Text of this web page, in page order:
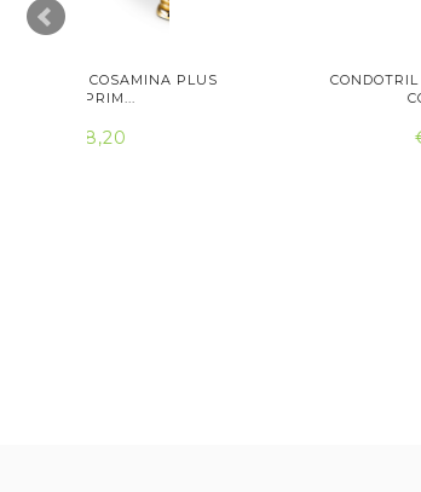
MOVENDO SAQUETAS GRANULADO X 26